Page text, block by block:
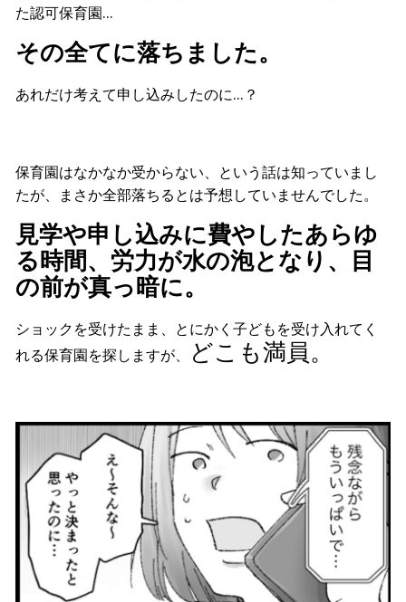
た認可保育園…
その全てに落ちました。
あれだけ考えて申し込みしたのに…？
保育園はなかなか受からない、という話は知っていまし
たが、まさか全部落ちるとは予想していませんでした。
見学や申し込みに費やしたあらゆ
る時間、労力が水の泡となり、目
の前が真っ暗に。
ショックを受けたまま、とにかく子どもを受け入れてく
れる保育園を探しますが、
どこも満員。